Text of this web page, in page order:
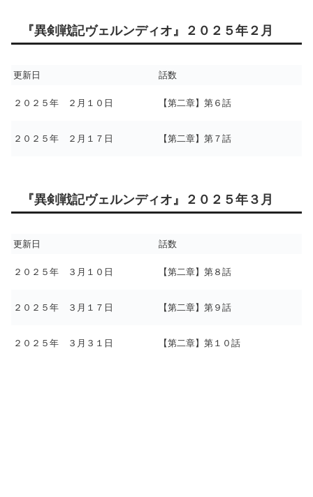
『異剣戦記ヴェルンディオ』２０２５年２月
更新日 話数
２０２５年 ２月１０日 【第二章】第６話
２０２５年 ２月１７日 【第二章】第７話
『異剣戦記ヴェルンディオ』２０２５年３月
更新日 話数
２０２５年 ３月１０日 【第二章】第８話
２０２５年 ３月１７日 【第二章】第９話
２０２５年 ３月３１日 【第二章】第１０話